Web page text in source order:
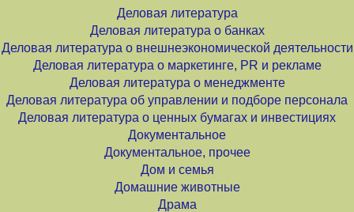
Деловая литература
Деловая литература о банках
Деловая литература о внешнеэкономической деятельности
Деловая литература о маркетинге, PR и рекламе
Деловая литература о менеджменте
Деловая литература об управлении и подборе персонала
Деловая литература о ценных бумагах и инвестициях
Документальное
Документальное, прочее
Дом и семья
Домашние животные
Драма